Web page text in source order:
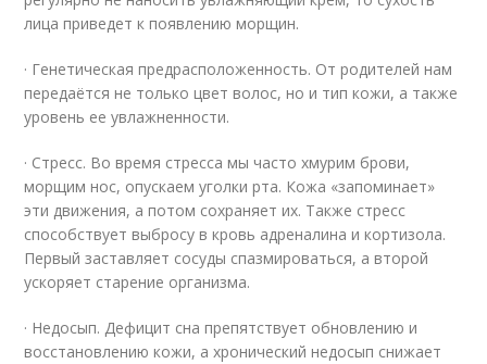
лица приведет к появлению морщин.
· Генетическая предрасположенность. От родителей нам
передаётся не только цвет волос, но и тип кожи, а также
уровень ее увлажненности.
· Стресс. Во время стресса мы часто хмурим брови,
морщим нос, опускаем уголки рта. Кожа «запоминает»
эти движения, а потом сохраняет их. Также стресс
способствует выбросу в кровь адреналина и кортизола.
Первый заставляет сосуды спазмироваться, а второй
ускоряет старение организма.
· Недосып. Дефицит сна препятствует обновлению и
восстановлению кожи, а хронический недосып снижает